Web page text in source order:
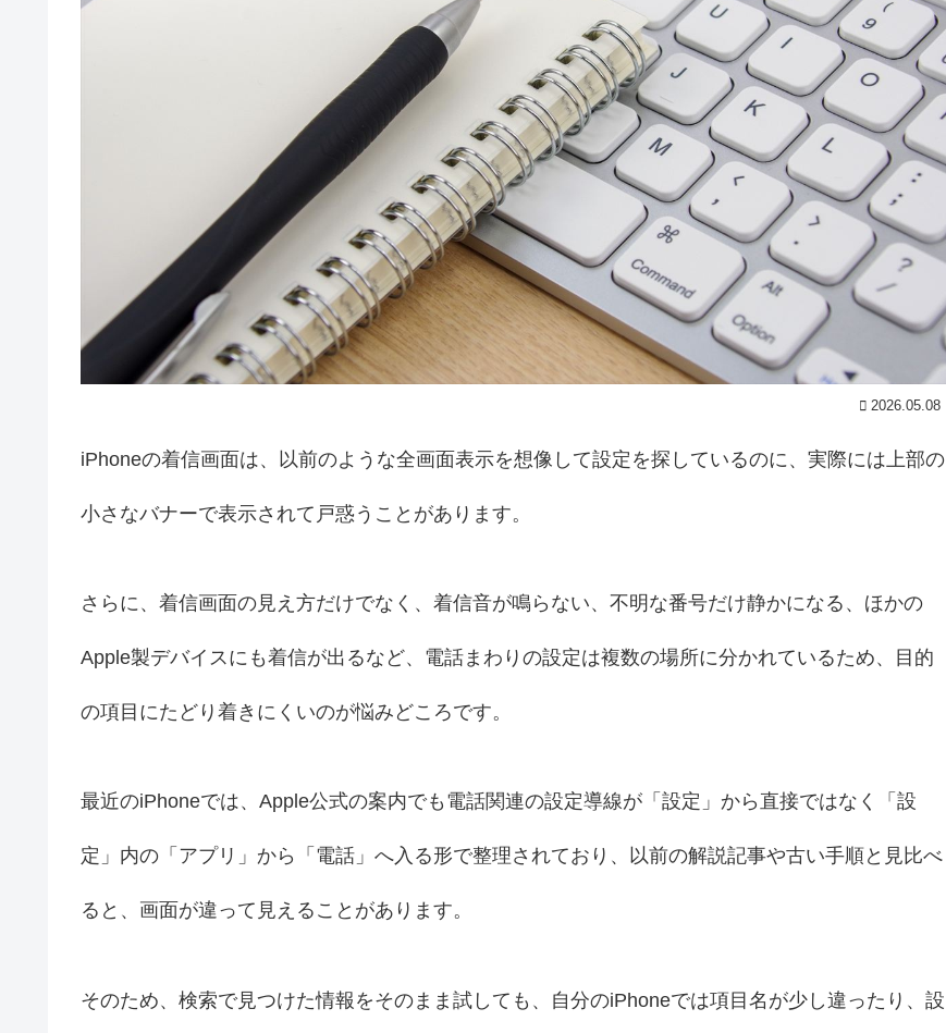
2026.05.08
iPhoneの着信画面は、以前のような全画面表示を想像して設定を探しているのに、実際には上部の
小さなバナーで表示されて戸惑うことがあります。
さらに、着信画面の見え方だけでなく、着信音が鳴らない、不明な番号だけ静かになる、ほかの
Apple製デバイスにも着信が出るなど、電話まわりの設定は複数の場所に分かれているため、目的
の項目にたどり着きにくいのが悩みどころです。
最近のiPhoneでは、Apple公式の案内でも電話関連の設定導線が「設定」から直接ではなく「設
定」内の「アプリ」から「電話」へ入る形で整理されており、以前の解説記事や古い手順と見比べ
ると、画面が違って見えることがあります。
そのため、検索で見つけた情報をそのまま試しても、自分のiPhoneでは項目名が少し違ったり、設